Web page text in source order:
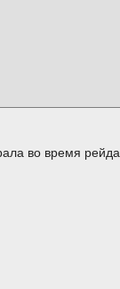
во время рейда,